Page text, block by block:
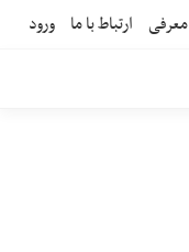
معرفی ارتباط با ما ورود